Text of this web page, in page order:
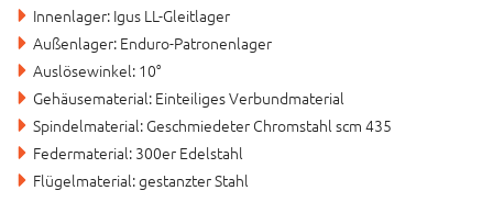
Innenlager: Igus LL-Gleitlager
Außenlager: Enduro-Patronenlager
Auslösewinkel: 10°
Gehäusematerial: Einteiliges Verbundmaterial
Spindelmaterial: Geschmiedeter Chromstahl scm 435
Federmaterial: 300er Edelstahl
Flügelmaterial: gestanzter Stahl